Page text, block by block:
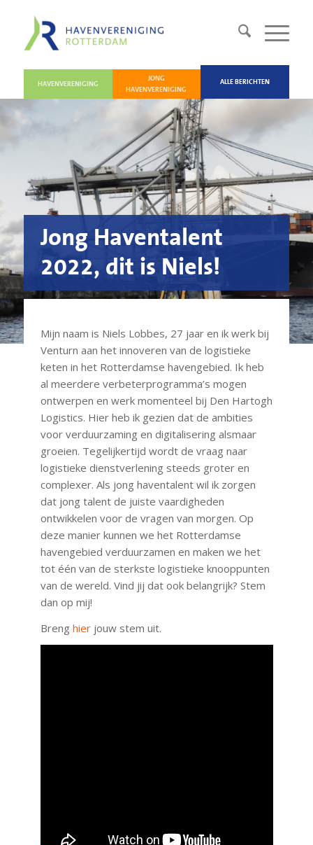
HAVENVERENIGING
JONG
HAVENVERENIGING
ALLE BERICHTEN
Jong Haventalent
2022, dit is Niels!
Mijn naam is Niels Lobbes, 27 jaar en ik werk bij
Venturn aan het innoveren van de logistieke
keten in het Rotterdamse havengebied. Ik heb
al meerdere verbeterprogramma’s mogen
ontwerpen en werk momenteel bij Den Hartogh
Logistics. Hier heb ik gezien dat de ambities
voor verduurzaming en digitalisering alsmaar
groeien. Tegelijkertijd wordt de vraag naar
logistieke dienstverlening steeds groter en
complexer. Als jong haventalent wil ik zorgen
dat jong talent de juiste vaardigheden
ontwikkelen voor de vragen van morgen. Op
deze manier kunnen we het Rotterdamse
havengebied verduurzamen en maken we het
tot één van de sterkste logistieke knooppunten
van de wereld. Vind jij dat ook belangrijk? Stem
dan op mij!
Breng hierjouw stem uit.